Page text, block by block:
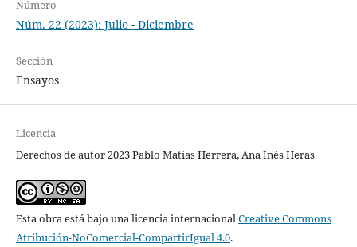
Número
Núm. 22 (2023): Julio - Diciembre
Sección
Ensayos
Licencia
Derechos de autor 2023 Pablo Matías Herrera, Ana Inés Heras
Esta obra está bajo una licencia internacional Creative Commons
Atribución-NoComercial-CompartirIgual 4.0.